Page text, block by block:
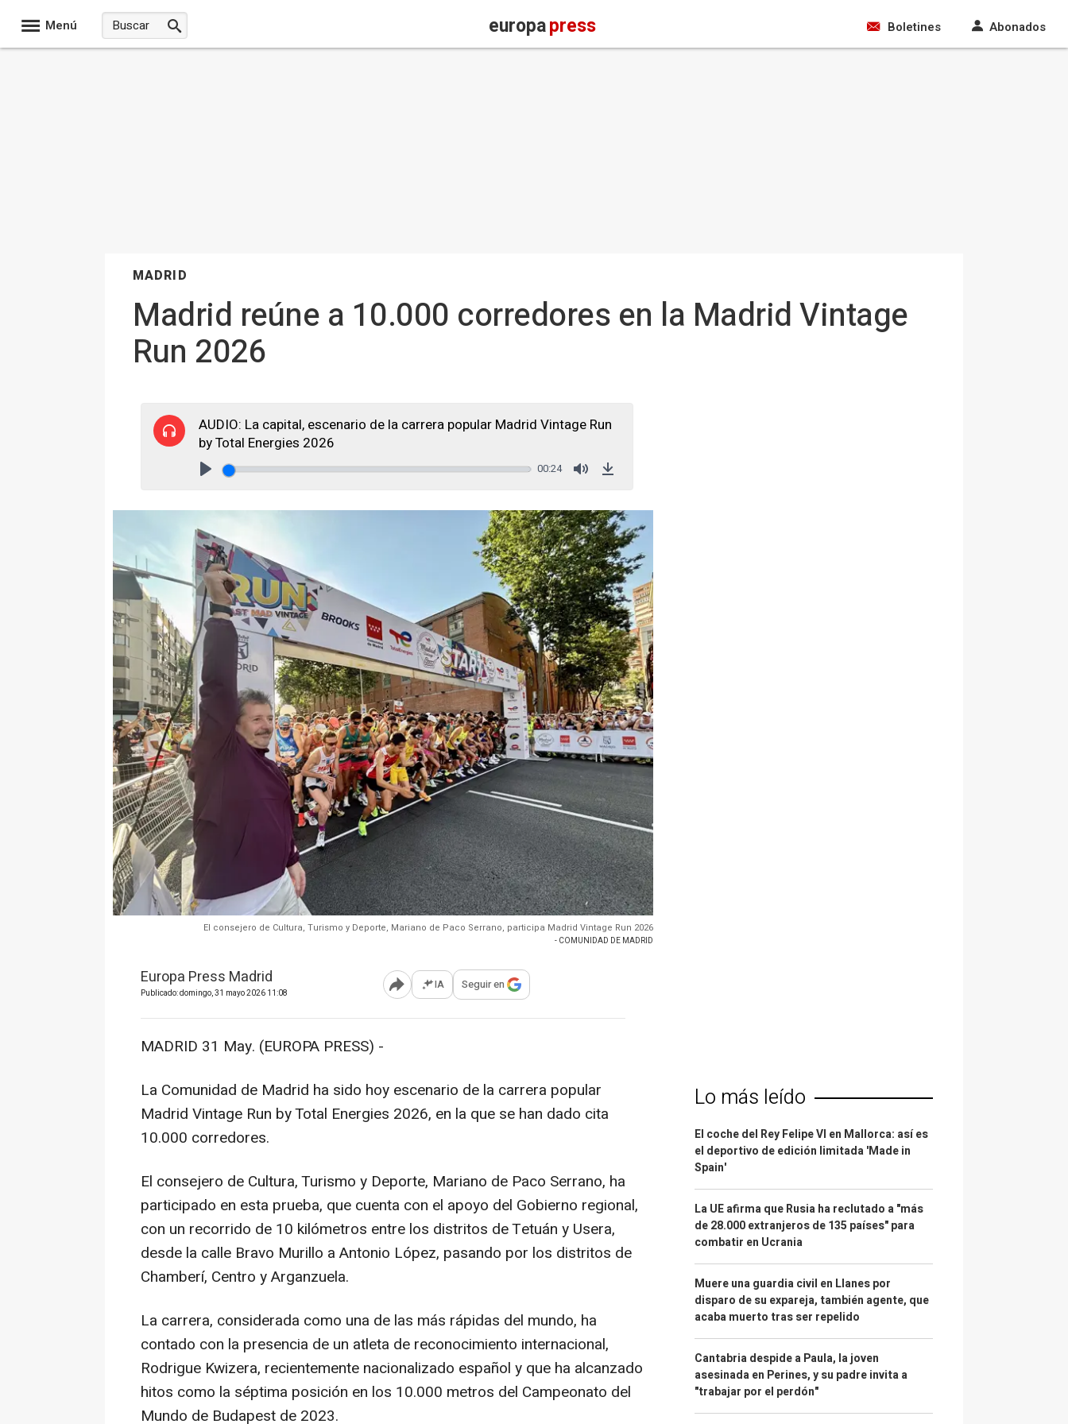
Menú europapress Boletines Abonados
MADRID
Madrid reúne a 10.000 corredores en la Madrid Vintage
Run 2026
AUDIO: La capital, escenario de la carrera popular Madrid Vintage Run
by Total Energies 2026
00:24
El consejero de Cultura, Turismo y Deporte, Mariano de Paco Serrano, participa Madrid Vintage Run 2026
- COMUNIDAD DE MADRID
Europa Press Madrid
Publicado: domingo, 31 mayo 2026 11:08 Abrir opciones para compartir
IA Seguir en
MADRID 31 May. (EUROPA PRESS) -
La Comunidad de Madrid ha sido hoy escenario de la carrera popular
Madrid Vintage Run by Total Energies 2026, en la que se han dado cita
10.000 corredores.
El consejero de Cultura, Turismo y Deporte, Mariano de Paco Serrano, ha
participado en esta prueba, que cuenta con el apoyo del Gobierno regional,
con un recorrido de 10 kilómetros entre los distritos de Tetuán y Usera,
desde la calle Bravo Murillo a Antonio López, pasando por los distritos de
Chamberí, Centro y Arganzuela.
La carrera, considerada como una de las más rápidas del mundo, ha
contado con la presencia de un atleta de reconocimiento internacional,
Rodrigue Kwizera, recientemente nacionalizado español y que ha alcanzado
hitos como la séptima posición en los 10.000 metros del Campeonato del
Mundo de Budapest de 2023.
Lo más leído
El coche del Rey Felipe VI en Mallorca: así es
el deportivo de edición limitada 'Made in
Spain'
La UE afirma que Rusia ha reclutado a "más
de 28.000 extranjeros de 135 países" para
combatir en Ucrania
Muere una guardia civil en Llanes por
disparo de su expareja, también agente, que
acaba muerto tras ser repelido
Cantabria despide a Paula, la joven
asesinada en Perines, y su padre invita a
"trabajar por el perdón"